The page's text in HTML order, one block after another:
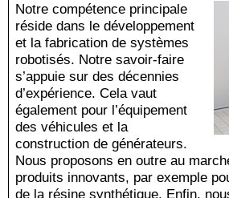
Notre compétence principale
réside dans le développement
et la fabrication de systèmes
robotisés. Notre savoir-faire
s’appuie sur des décennies
d’expérience. Cela vaut
également pour l’équipement
des véhicules et la
construction de générateurs.
Nous proposons en outre au
produits innovants, par exemple
de la résine synthétique. Enfin,